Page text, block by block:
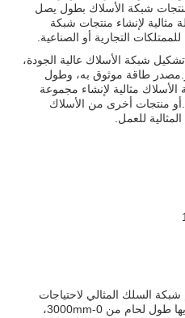
شبكة الأسلاك بطول يصل
آلة مثالية لإنشاء منتجات شبكة
التجارية أو الصناعية.
شبكة الأسلاك عالية الجودة،
طاقة موثوق به، وطول
مثالية لإنشاء مجموعة
منتجات أخرى من الأسلاك
للعمل.
السلك المثالي لاحتياجات
معدات إنتاج السياج الخاص بك. لديها طول لحام من 0-3000mm،